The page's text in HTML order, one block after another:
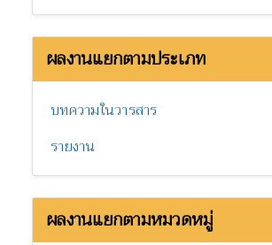
ผลงานแยกตามประเภท
บทความในวารสาร
รายงาน
ผลงานแยกตามหมวดหมู่